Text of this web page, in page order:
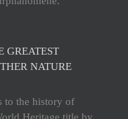
GREATEST
NATURE
to the history of
Heritage title by